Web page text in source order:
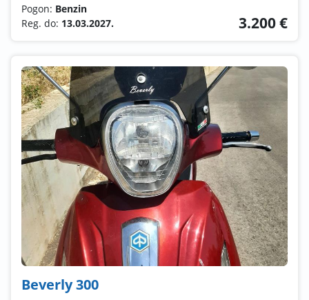
Pogon: Benzin
Reg. do: 13.03.2027. 3.200 €
Beverly 300